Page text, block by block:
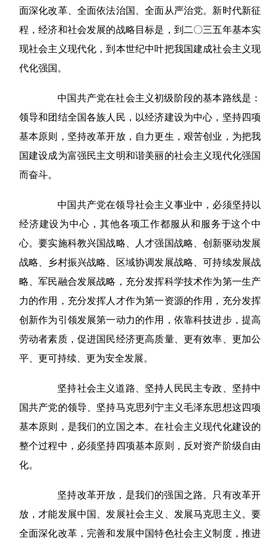
面深化改革、全面依法治国、全面从严治党。新时代新征
程，经济和社会发展的战略目标是，到二〇三五年基本实
现社会主义现代化，到本世纪中叶把我国建成社会主义现
代化强国。
中国共产党在社会主义初级阶段的基本路线是：
领导和团结全国各族人民，以经济建设为中心，坚持四项
基本原则，坚持改革开放，自力更生，艰苦创业，为把我
国建设成为富强民主文明和谐美丽的社会主义现代化强国
而奋斗。
中国共产党在领导社会主义事业中，必须坚持以
经济建设为中心，其他各项工作都服从和服务于这个中
心。要实施科教兴国战略、人才强国战略、创新驱动发展
战略、乡村振兴战略、区域协调发展战略、可持续发展战
略、军民融合发展战略，充分发挥科学技术作为第一生产
力的作用，充分发挥人才作为第一资源的作用，充分发挥
创新作为引领发展第一动力的作用，依靠科技进步，提高
劳动者素质，促进国民经济更高质量、更有效率、更加公
平、更可持续、更为安全发展。
坚持社会主义道路、坚持人民民主专政、坚持中
国共产党的领导、坚持马克思列宁主义毛泽东思想这四项
基本原则，是我们的立国之本。在社会主义现代化建设的
整个过程中，必须坚持四项基本原则，反对资产阶级自由
化。
坚持改革开放，是我们的强国之路。只有改革开
放，才能发展中国、发展社会主义、发展马克思主义。要
全面深化改革，完善和发展中国特色社会主义制度，推进